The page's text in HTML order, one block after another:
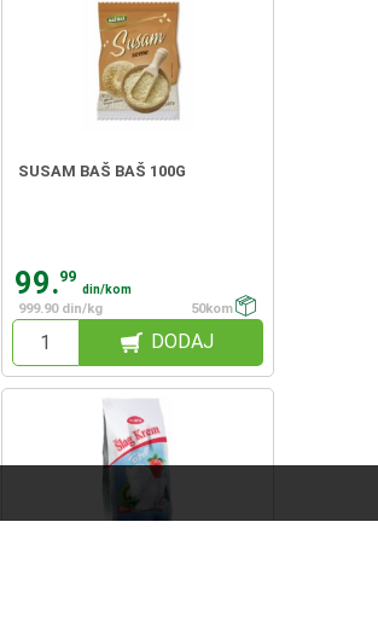
SUSAM BAŠ BAŠ 100G
99.99
din/kom
999.90 din/kg
50kom
DODAJ